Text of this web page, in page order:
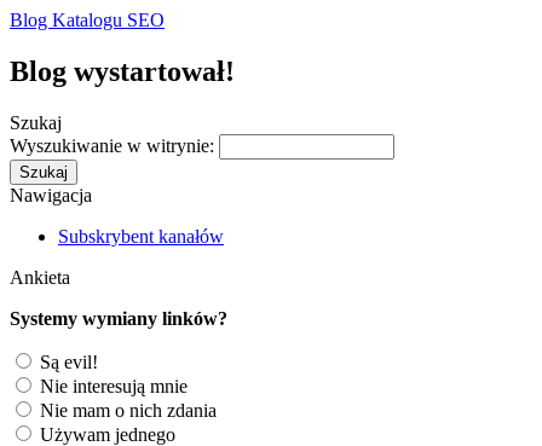
Blog Katalogu SEO
Blog wystartował!
Szukaj
Wyszukiwanie w witrynie:
Nawigacja
Subskrybent kanałów
Ankieta
Systemy wymiany linków?
Są evil!
Nie interesują mnie
Nie mam o nich zdania
Używam jednego